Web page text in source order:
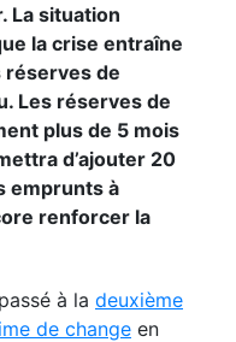
La situation
la crise entraîne
réserves de
Les réserves de
plus de 5 mois
d’ajouter 20
emprunts à
renforcer la
à la deuxième
de change en